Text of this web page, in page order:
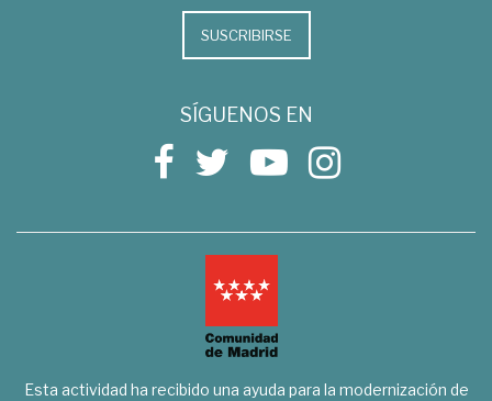
SUSCRIBIRSE
SÍGUENOS EN
Esta actividad ha recibido una ayuda para la modernización de